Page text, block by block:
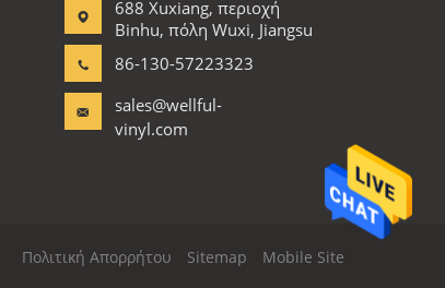
688 Xuxiang, περιοχή
Binhu, πόλη Wuxi, Jiangsu
86-130-57223323
sales@wellful-
vinyl.com
Πολιτική Απορρήτου Sitemap Mobile Site